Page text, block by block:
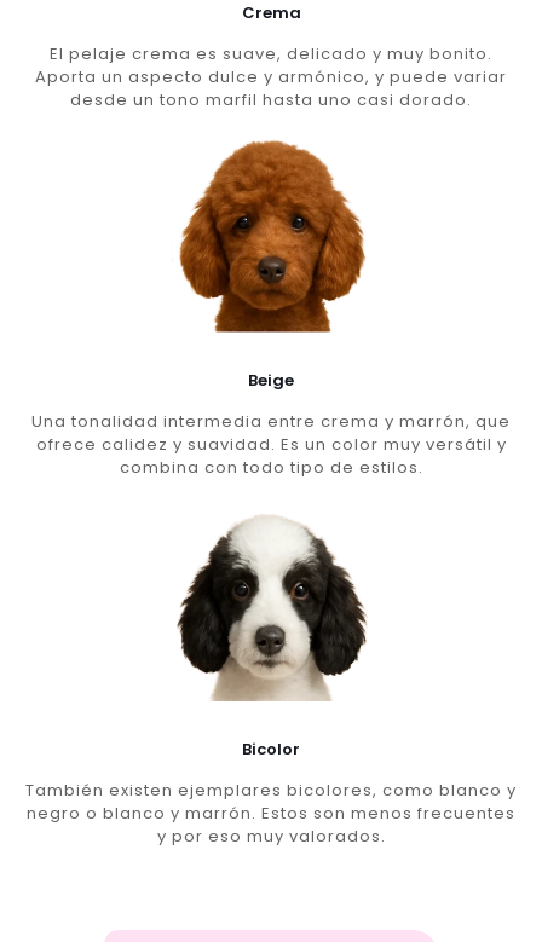
Crema
El pelaje crema es suave, delicado y muy bonito.
Aporta un aspecto dulce y armónico, y puede variar
desde un tono marfil hasta uno casi dorado.
Beige
Una tonalidad intermedia entre crema y marrón, que
ofrece calidez y suavidad. Es un color muy versátil y
combina con todo tipo de estilos.
Bicolor
También existen ejemplares bicolores, como blanco y
negro o blanco y marrón. Estos son menos frecuentes
y por eso muy valorados.